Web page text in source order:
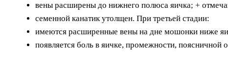
вены расширены до нижнего полюса яичка; +
семенной канатик утолщен. При третьей стадии:
имеются расширенные вены на дне мошонки ниже
появляется боль в яичке, промежности, поясничной